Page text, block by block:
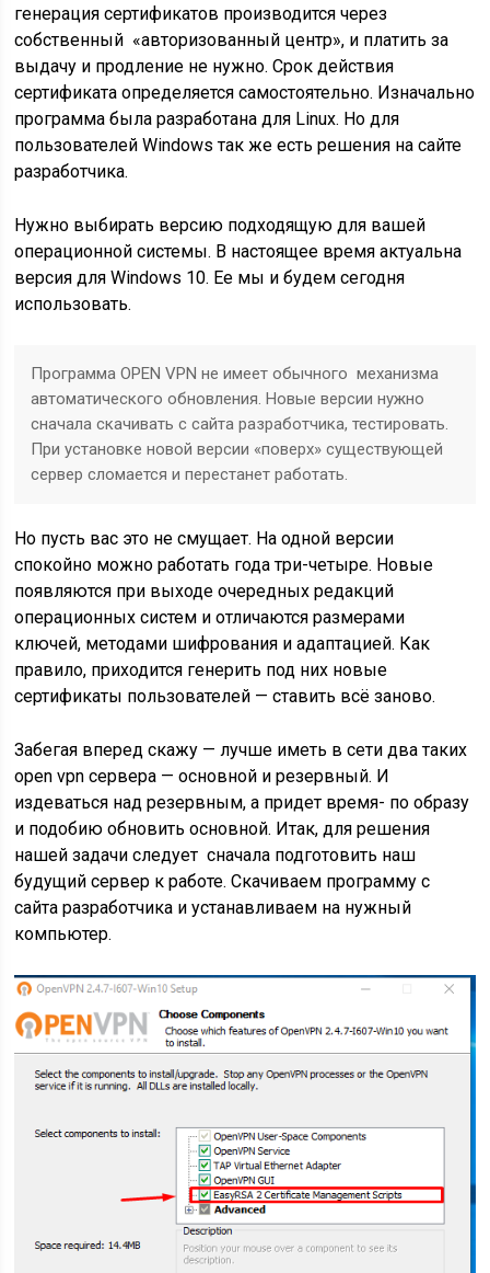
генерация сертификатов производится через
собственный «авторизованный центр», и платить за
выдачу и продление не нужно. Срок действия
сертификата определяется самостоятельно. Изначально
программа была разработана для Linux. Но для
пользователей Windows так же есть решения на сайте
разработчика.
Нужно выбирать версию подходящую для вашей
операционной системы. В настоящее время актуальна
версия для Windows 10. Ее мы и будем сегодня
использовать.
Программа OPEN VPN не имеет обычного механизма
автоматического обновления. Новые версии нужно
сначала скачивать с сайта разработчика, тестировать.
При установке новой версии «поверх» существующей
сервер сломается и перестанет работать.
Но пусть вас это не смущает. На одной версии
спокойно можно работать года три-четыре. Новые
появляются при выходе очередных редакций
операционных систем и отличаются размерами
ключей, методами шифрования и адаптацией. Как
правило, приходится генерить под них новые
сертификаты пользователей — ставить всё заново.
Забегая вперед скажу — лучше иметь в сети два таких
open vpn сервера — основной и резервный. И
издеваться над резервным, а придет время- по образу
и подобию обновить основной. Итак, для решения
нашей задачи следует сначала подготовить наш
будущий сервер к работе. Скачиваем программу с
сайта разработчика и устанавливаем на нужный
компьютер.